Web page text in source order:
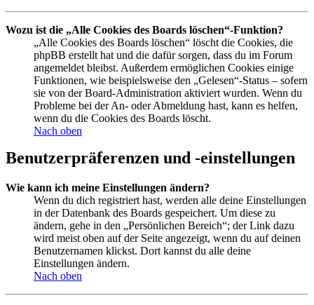
Wozu ist die „Alle Cookies des Boards löschen“-Funktion?
„Alle Cookies des Boards löschen“ löscht die Cookies, die
phpBB erstellt hat und die dafür sorgen, dass du im Forum
angemeldet bleibst. Außerdem ermöglichen Cookies einige
Funktionen, wie beispielsweise den „Gelesen“-Status – sofern
sie von der Board-Administration aktiviert wurden. Wenn du
Probleme bei der An- oder Abmeldung hast, kann es helfen,
wenn du die Cookies des Boards löscht.
Nach oben
Benutzerpräferenzen und -einstellungen
Wie kann ich meine Einstellungen ändern?
Wenn du dich registriert hast, werden alle deine Einstellungen
in der Datenbank des Boards gespeichert. Um diese zu
ändern, gehe in den „Persönlichen Bereich“; der Link dazu
wird meist oben auf der Seite angezeigt, wenn du auf deinen
Benutzernamen klickst. Dort kannst du alle deine
Einstellungen ändern.
Nach oben